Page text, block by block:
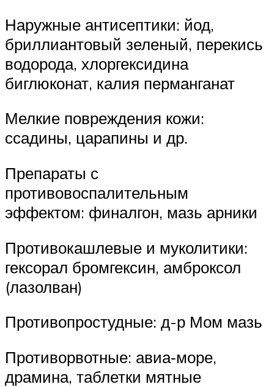
Наружные антисептики: йод,
бриллиантовый зеленый, перекись
водорода, хлоргексидина
биглюконат, калия перманганат
Мелкие повреждения кожи:
ссадины, царапины и др.
Препараты с
противовоспалительным
эффектом: финалгон, мазь арники
Противокашлевые и муколитики:
гексорал бромгексин, амброксол
(лазолван)
Противопростудные: д-р Мом мазь
Противорвотные: авиа‑море,
драмина, таблетки мятные